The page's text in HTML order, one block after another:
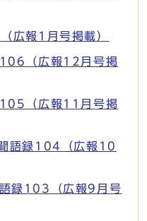
広報1月号掲載）
（広報12月号掲
（広報11月号掲
語録104（広報10
録103（広報9月号